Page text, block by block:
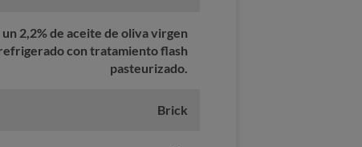
2,2% de aceite de oliva virgen
con tratamiento flash
pasteurizado.
Brick